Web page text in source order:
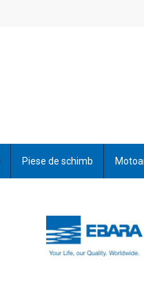
Piese de schimb